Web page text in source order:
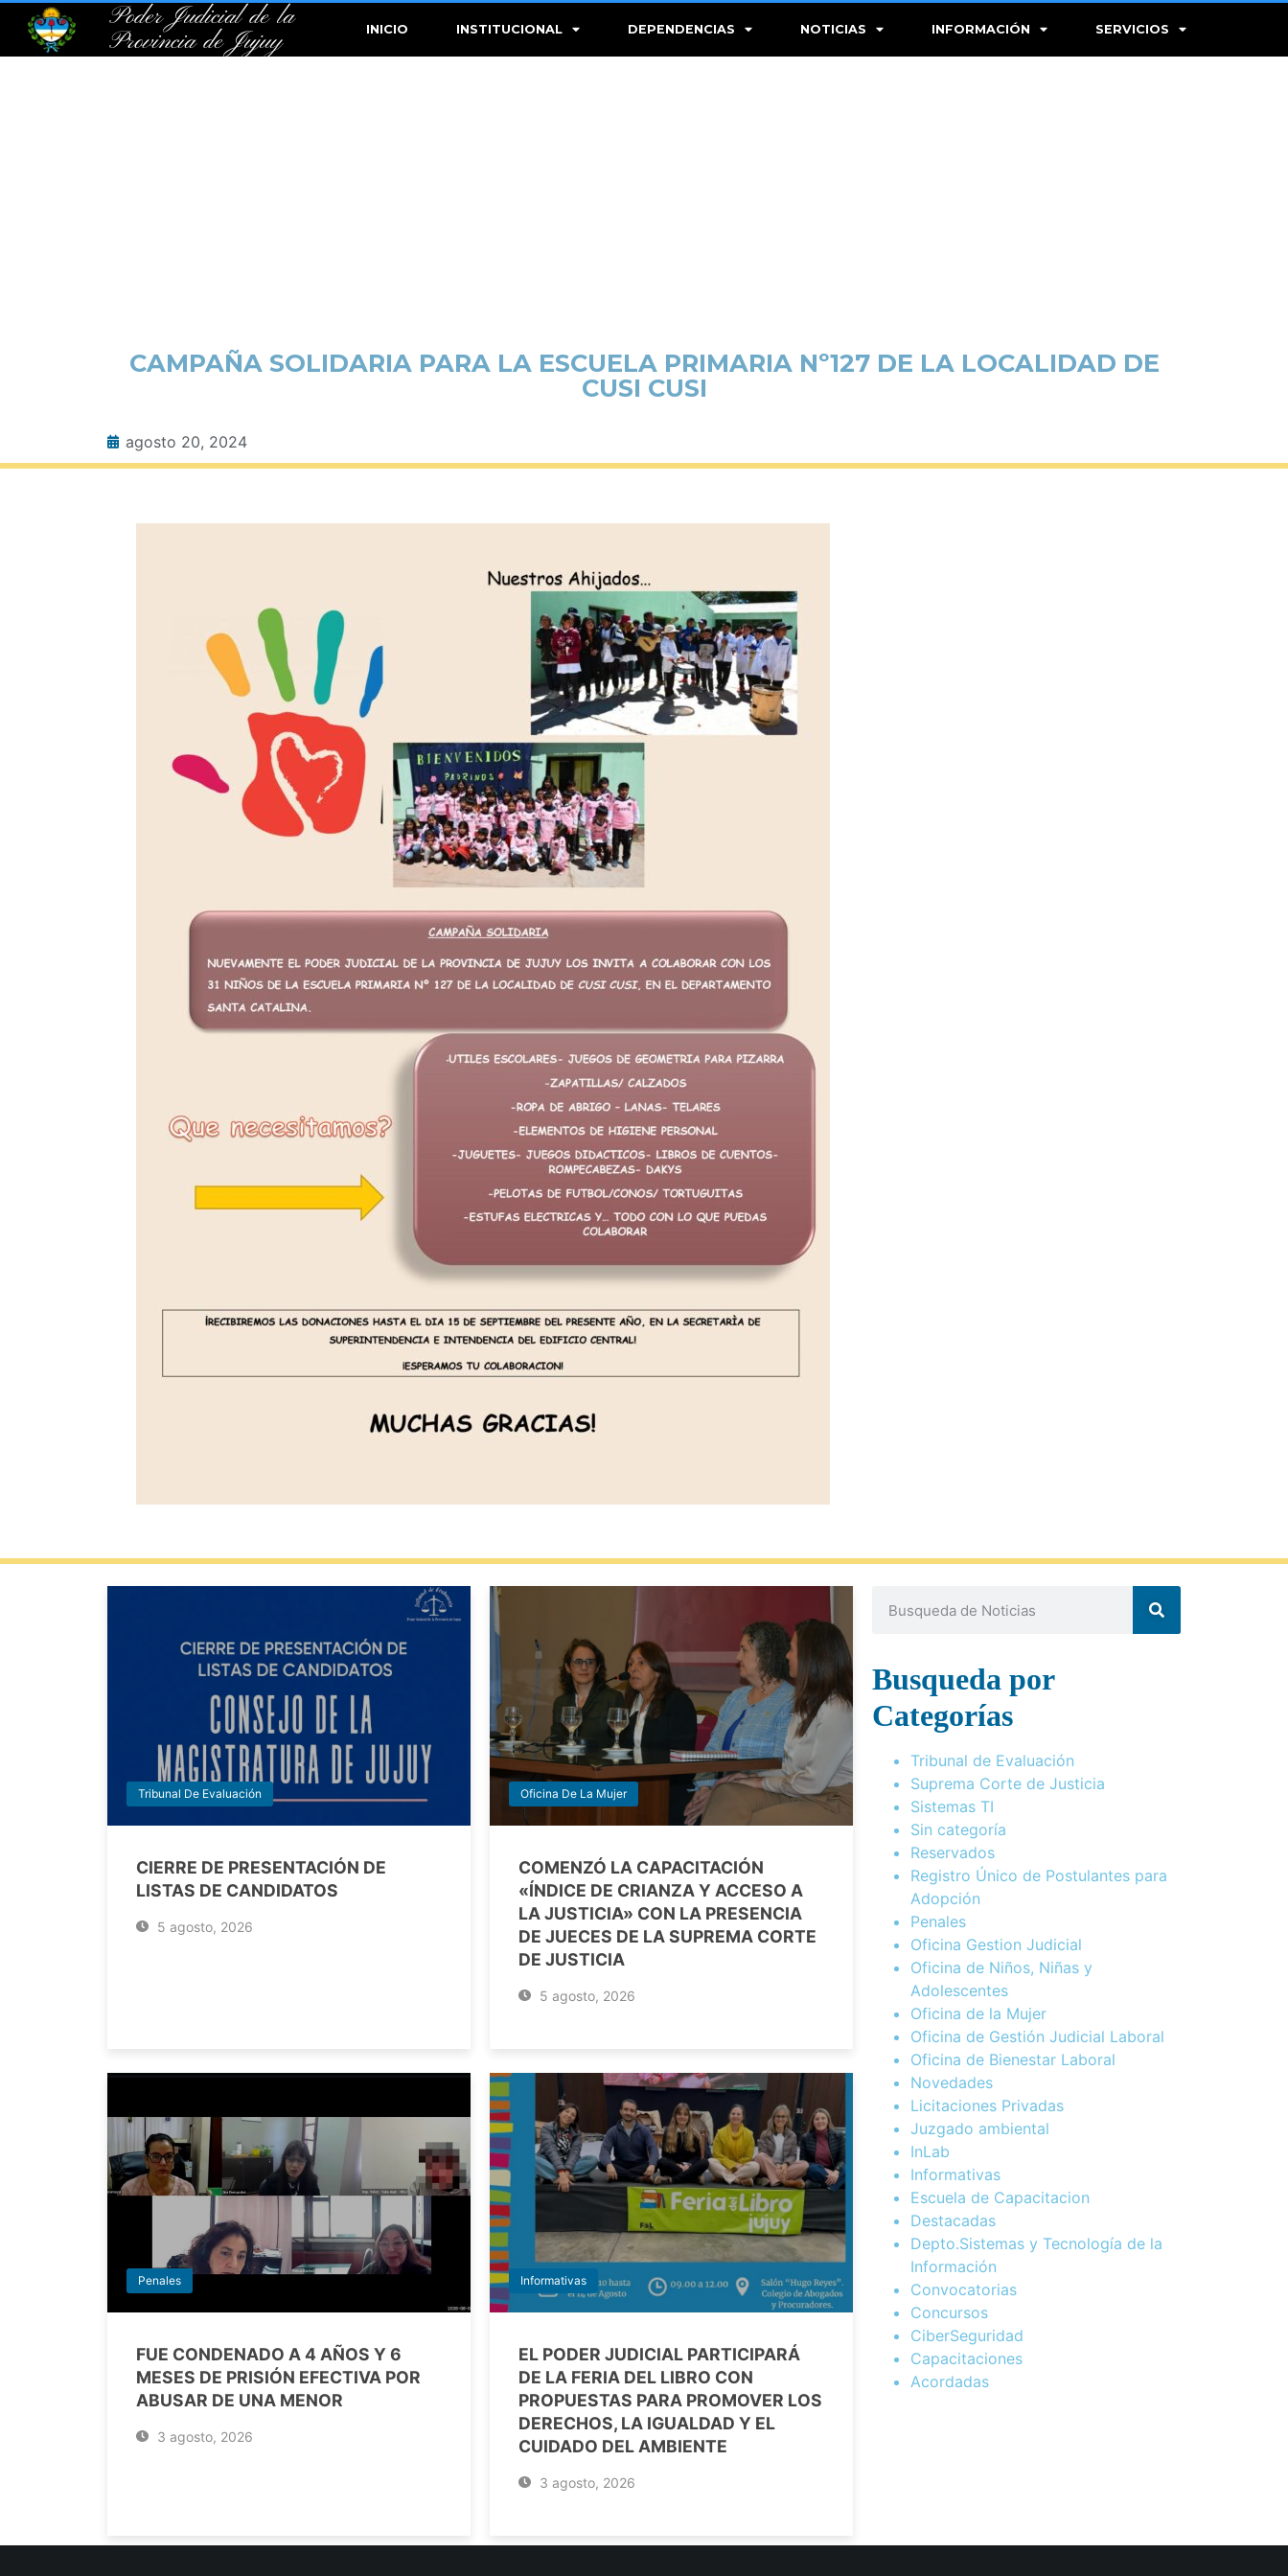
Poder Judicial de la
Provincia de Jujuy
INICIO INSTITUCIONAL DEPENDENCIAS NOTICIAS INFORMACIÓN SERVICIOS
CAMPAÑA SOLIDARIA PARA LA ESCUELA PRIMARIA Nº127 DE LA LOCALIDAD DE
CUSI CUSI
agosto 20, 2024
Tribunal De Evaluación
CIERRE DE PRESENTACIÓN DE
LISTAS DE CANDIDATOS
5 agosto, 2026
Oficina De La Mujer
COMENZÓ LA CAPACITACIÓN
«ÍNDICE DE CRIANZA Y ACCESO A
LA JUSTICIA» CON LA PRESENCIA
DE JUECES DE LA SUPREMA CORTE
DE JUSTICIA
5 agosto, 2026
Penales
FUE CONDENADO A 4 AÑOS Y 6
MESES DE PRISIÓN EFECTIVA POR
ABUSAR DE UNA MENOR
3 agosto, 2026
Informativas
EL PODER JUDICIAL PARTICIPARÁ
DE LA FERIA DEL LIBRO CON
PROPUESTAS PARA PROMOVER LOS
DERECHOS, LA IGUALDAD Y EL
CUIDADO DEL AMBIENTE
3 agosto, 2026
Busqueda por
Categorías
Tribunal de Evaluación
Suprema Corte de Justicia
Sistemas TI
Sin categoría
Reservados
Registro Único de Postulantes para
Adopción
Penales
Oficina Gestion Judicial
Oficina de Niños, Niñas y
Adolescentes
Oficina de la Mujer
Oficina de Gestión Judicial Laboral
Oficina de Bienestar Laboral
Novedades
Licitaciones Privadas
Juzgado ambiental
InLab
Informativas
Escuela de Capacitacion
Destacadas
Depto.Sistemas y Tecnología de la
Información
Convocatorias
Concursos
CiberSeguridad
Capacitaciones
Acordadas